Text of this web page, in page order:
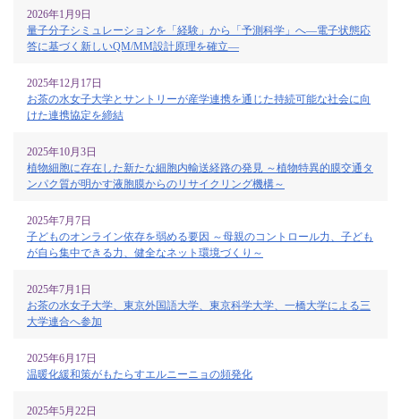
2026年1月9日
量子分子シミュレーションを「経験」から「予測科学」へ―電子状態応
答に基づく新しいQM/MM設計原理を確立―
2025年12月17日
お茶の水女子大学とサントリーが産学連携を通じた持続可能な社会に向
けた連携協定を締結
2025年10月3日
植物細胞に存在した新たな細胞内輸送経路の発見 ～植物特異的膜交通タ
ンパク質が明かす液胞膜からのリサイクリング機構～
2025年7月7日
子どものオンライン依存を弱める要因 ～母親のコントロール力、子ども
が自ら集中できる力、健全なネット環境づくり～
2025年7月1日
お茶の水女子大学、東京外国語大学、東京科学大学、一橋大学による三
大学連合へ参加
2025年6月17日
温暖化緩和策がもたらすエルニーニョの頻発化
2025年5月22日